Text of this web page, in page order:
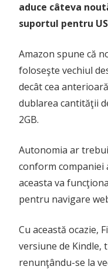
aduce câteva
suportul pentru
Amazon spune că
foloseşte vechiul
decât cea
dublarea cantităţii
2GB.
Autonomia ar trebui
conform companiei
aceasta va
pentru navigare
Cu această ocazie,
versiune de Kindle,
renunţându-se la